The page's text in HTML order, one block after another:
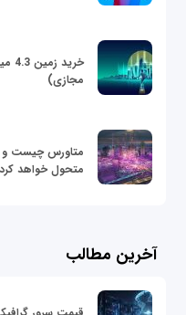
مجازی)
متاورس چیست و
متحول خواهد
آخرین مطالب